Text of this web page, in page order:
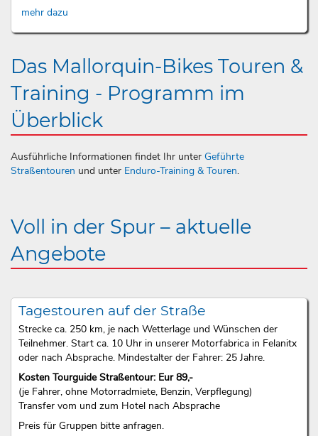
mehr dazu
Das Mallorquin-Bikes Touren &
Training - Programm im
Überblick
Ausführliche Informationen findet Ihr unter Geführte
Straßentouren und unter Enduro-Training & Touren.
Voll in der Spur – aktuelle
Angebote
Tagestouren auf der Straße
Strecke ca. 250 km, je nach Wetterlage und Wünschen der
Teilnehmer. Start ca. 10 Uhr in unserer Motorfabrica in Felanitx
oder nach Absprache. Mindestalter der Fahrer: 25 Jahre.
Kosten Tourguide Straßentour: Eur 89,-
(je Fahrer, ohne Motorradmiete, Benzin, Verpflegung)
Transfer vom und zum Hotel nach Absprache
Preis für Gruppen bitte anfragen.